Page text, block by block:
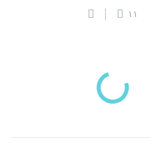
۱۱
شما